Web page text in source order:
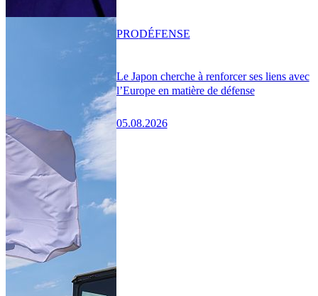
Le Japon cherche à renforcer ses liens avec
l’Europe en matière de défense
05.08.2026
PRODÉFENSE